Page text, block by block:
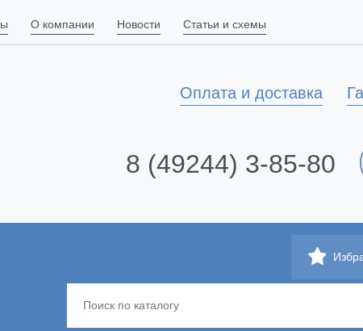
О компании Новости Статьи и схемы
Оплата и доставка
8 (49244) 3-85-80